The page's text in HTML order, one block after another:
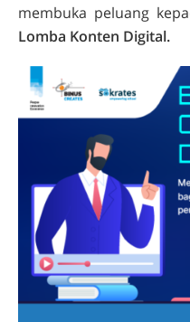
membuka peluang
Lomba Konten Digital.